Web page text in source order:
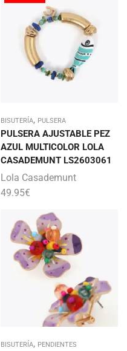
BISUTERÍA, PULSERA
PULSERA AJUSTABLE PEZ
AZUL MULTICOLOR LOLA
CASADEMUNT LS2603061
Lola Casademunt
49.95€
BISUTERÍA, PENDIENTES